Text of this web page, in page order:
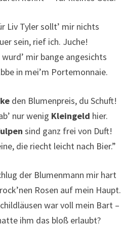
Liv Tyler sollt’ mir nichts
sein, rief ich. Juche!
wurd’ mir bange angesichts
in mei’m Portemonnaie.
den Blumenpreis, du Schuft!
nur wenig Kleingeld hier.
sind ganz frei von Duft!
die riecht leicht nach Bier.”
der Blumenmann mir hart
Rosen auf mein Haupt.
war voll mein Bart –
ihm das bloß erlaubt?